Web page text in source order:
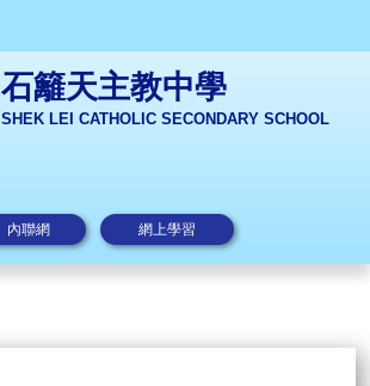
石籬天主教中學
SHEK LEI CATHOLIC SECONDARY SCHOOL
內聯網 網上學習